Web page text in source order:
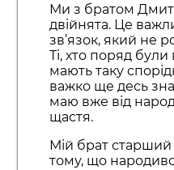
Ми з братом
двійнята. Це
зв’язок, який не
Ті, хто поряд були
мають таку
важко ще десь
маю вже від
щастя.
Мій брат старший
тому, що